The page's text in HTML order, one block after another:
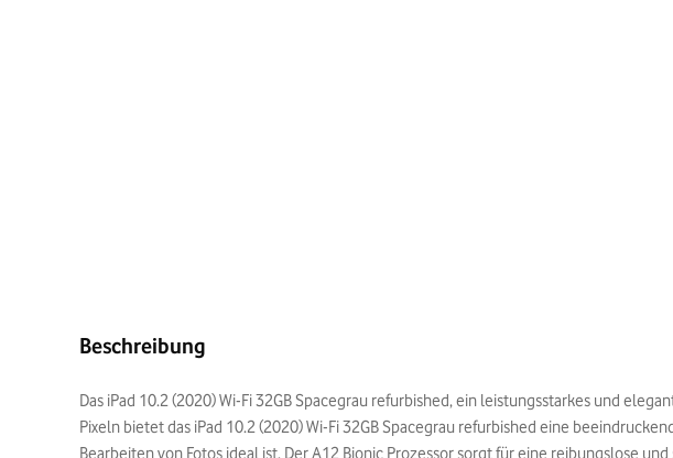
Beschreibung
Das iPad 10.2 (2020) Wi-Fi 32GB Spacegrau refurbished, ein leistungsstarkes und
Pixeln bietet das iPad 10.2 (2020) Wi-Fi 32GB Spacegrau refurbished eine
Bearbeiten von Fotos ideal ist. Der A12 Bionic Prozessor sorgt für eine reibungslose